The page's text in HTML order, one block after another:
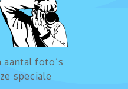
foto’s
speciale